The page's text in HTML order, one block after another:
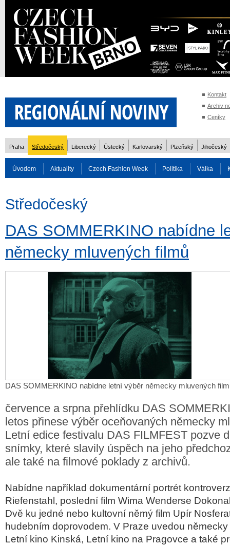
Kontakt
Archiv
Ceníky
Praha Středočeský Liberecký Ústecký Karlovarský Plzeňský Jihočeský
Úvodem Aktuality Czech Fashion Week Politika Válka
Středočeský
DAS SOMMERKINO nabídne
německy mluvených filmů
DAS SOMMERKINO nabídne letní výběr německy mluvených
července a srpna přehlídku DAS
letos přinese výběr oceňovaných německy
Letní edice festivalu DAS FILMFEST pozve
snímky, které slavily úspěch na jeho
ale také na filmové poklady z archivů.
Nabídne například dokumentární portrét
Riefenstahl, poslední film Wima Wenderse
Dvě ku jedné nebo kultovní němý film Upír
hudebním doprovodem. V Praze uvedou
Letní kino Kinská, Letní kino na Pragovce a také